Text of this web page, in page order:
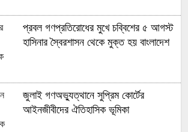
প্রবল গণপ্রতিরোধের মুখে চব্বিশের ৫ আগস্ট
হাসিনার স্বৈরশাসন থেকে মুক্ত হয় বাংলাদেশ
জুলাই গণঅভ্যুত্থানে সুপ্রিম কোর্টের
আইনজীবীদের ঐতিহাসিক ভূমিকা